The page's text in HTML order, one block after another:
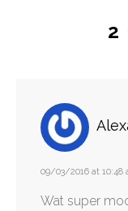
2
09/03/2016 at 10:48
Wat super